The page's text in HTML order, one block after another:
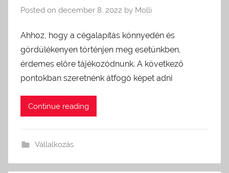
Posted on december 8, 2022 by Molli
Ahhoz, hogy a cégalapítás könnyedén és
gördülékenyen történjen meg esetünkben,
érdemes előre tájékozódnunk. A következő
pontokban szeretnénk átfogó képet adni
Continue reading
Vállalkozás